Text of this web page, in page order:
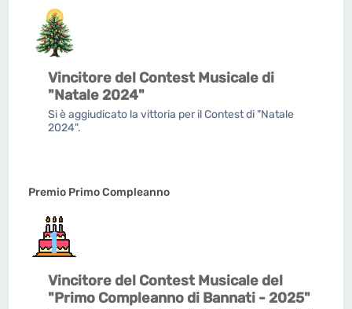
Vincitore del Contest Musicale di
"Natale 2024"
Si è aggiudicato la vittoria per il Contest di "Natale
2024".
Premio Primo Compleanno
Vincitore del Contest Musicale del
"Primo Compleanno di Bannati - 2025"